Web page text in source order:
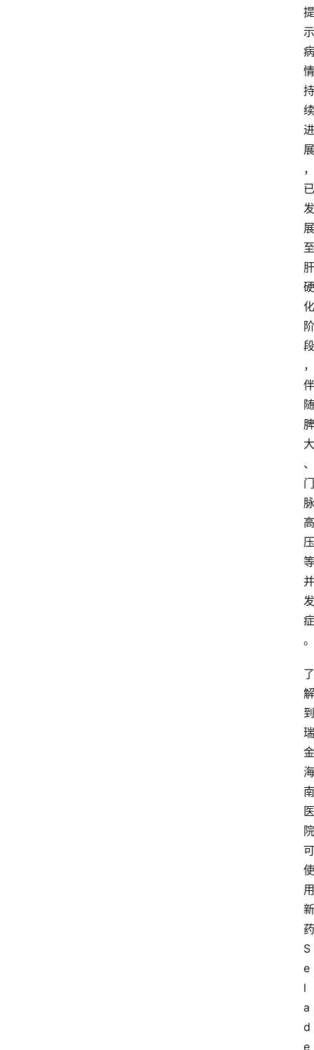
提
示
病
情
持
续
进
展
，
已
发
展
至
肝
硬
化
阶
段
，
伴
随
脾
大
、
门
脉
高
压
等
并
发
症
。
了
解
到
瑞
金
海
南
医
院
可
使
用
新
药
S
e
l
a
d
e